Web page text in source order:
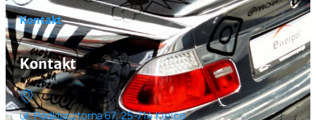
Kontakt
Kontakt
ul. Podklasztorna 67, 25-714 Kielce